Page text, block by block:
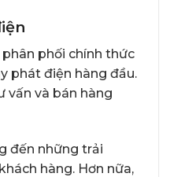
phân phối chính thức
phát điện hàng đầu.
vấn và bán hàng
đến những trải
hàng. Hơn nữa,